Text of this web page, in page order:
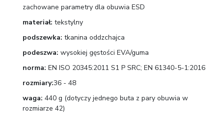
zachowane parametry dla obuwia ESD
materiał: tekstylny
podszewka: tkanina oddzchajca
podeszwa: wysokiej gęstości EVA/guma
norma: EN ISO 20345:2011 S1 P SRC; EN 61340-5-1:2016
rozmiary:36 - 48
waga: 440 g (dotyczy jednego buta z pary obuwia w
rozmiarze 42)